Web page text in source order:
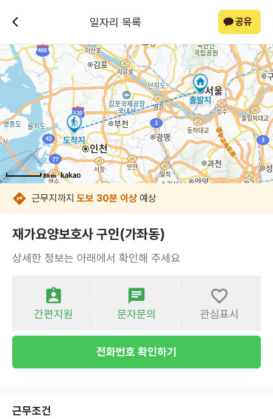
일자리 목록 공유
8km
8km
8km
8km
8km
8km
8km
8km
근무지까지 도보 30분 이상 예상
재가요양보호사 구인(가좌동)
상세한 정보는 아래에서 확인해 주세요
간편지원 문자문의 관심표시
전화번호 확인하기
근무조건